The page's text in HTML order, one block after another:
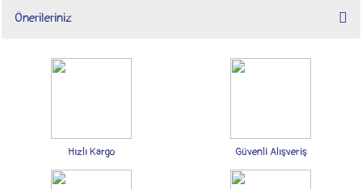
Önerileriniz
Bu ürünün fiyat bilgisi, resim, ürün açıklamalarında ve diğer konularda yetersiz
gördüğünüz noktaları öneri formunu kullanarak tarafımıza iletebilirsiniz.
Ürün açıklamasında eksik bilgiler bulunuyor.
Ürün bilgilerinde hatalar bulunuyor.
Hızlı Kargo Güvenli Alışveriş